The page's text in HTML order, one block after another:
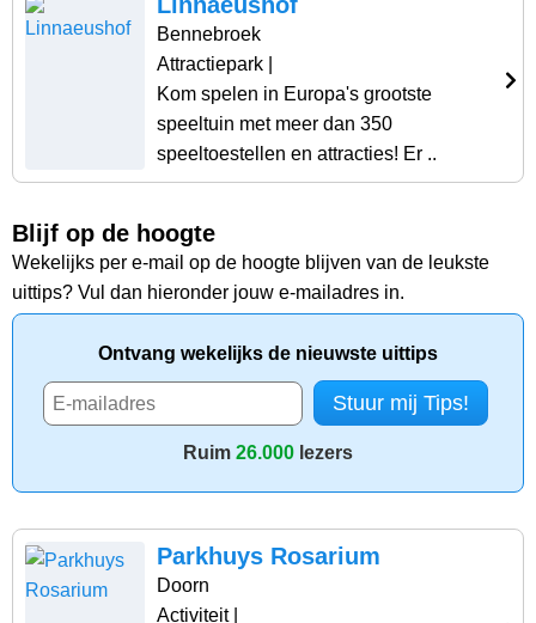
Bennebroek
Attractiepark
Kom spelen in Europa's grootste
speeltuin met meer dan 350
speeltoestellen en attracties! Er ..
Blijf op de hoogte
Wekelijks per e-mail op de hoogte blijven van de leukste
uittips? Vul dan hieronder jouw e-mailadres in.
Ontvang wekelijks de nieuwste uittips
Ruim 26.000 lezers
Parkhuys Rosarium
Doorn
Activiteit|